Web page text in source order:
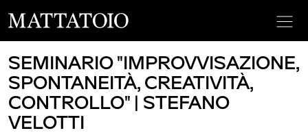
SEMINARIO "IMPROVVISAZIONE,
SPONTANEITÀ, CREATIVITÀ,
CONTROLLO" | STEFANO
VELOTTI